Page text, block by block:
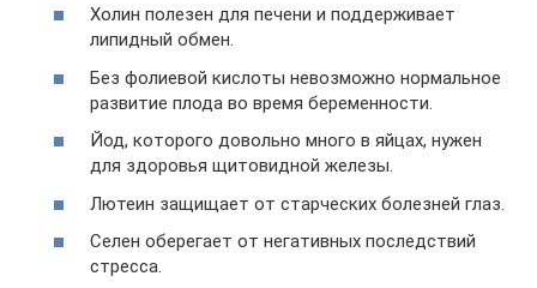
Холин полезен для печени и поддерживает
липидный обмен.
Без фолиевой кислоты невозможно нормальное
развитие плода во время беременности.
Йод, которого довольно много в яйцах, нужен
для здоровья щитовидной железы.
Лютеин защищает от старческих болезней глаз.
Селен оберегает от негативных последствий
стресса.